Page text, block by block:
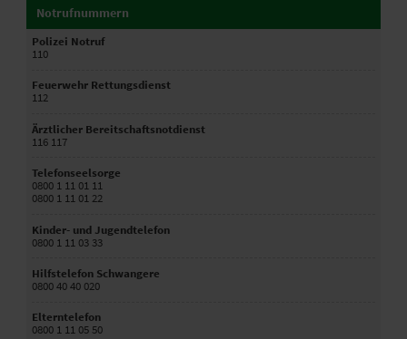
Notrufnummern
Polizei Notruf
110
Feuerwehr Rettungsdienst
112
Ärztlicher Bereitschaftsnotdienst
116 117
Telefonseelsorge
0800 1 11 01 11
0800 1 11 01 22
Kinder- und Jugendtelefon
0800 1 11 03 33
Hilfstelefon Schwangere
0800 40 40 020
Elterntelefon
0800 1 11 05 50